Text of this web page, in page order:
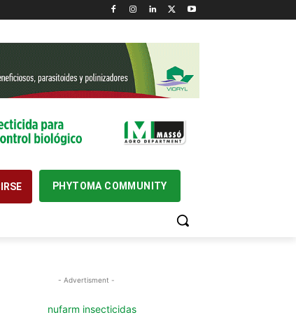
PHYTOMA COMMUNITY
- Advertisment -